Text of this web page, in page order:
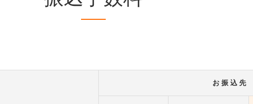
お 振 込 先